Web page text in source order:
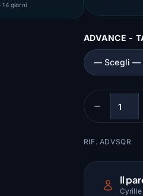
14 giorni
ADVANCE -
Quantità
RIF. ADVSQR
Il
Cyrille